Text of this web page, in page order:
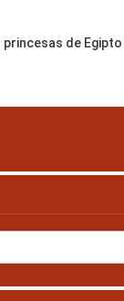
princesas de